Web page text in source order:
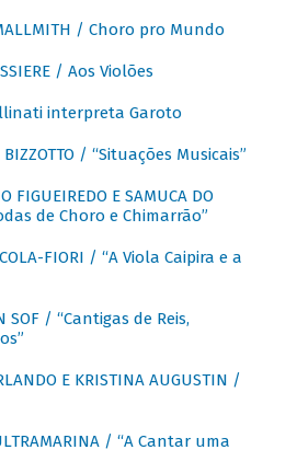
/ Choro pro Mundo
/ Aos Violões
interpreta Garoto
BIZZOTTO / “Situações Musicais”
FIGUEIREDO E SAMUCA DO
de Choro e Chimarrão”
FIORI / “A Viola Caipira e a
SOF / “Cantigas de Reis,
E KRISTINA AUGUSTIN /
/ “A Cantar uma